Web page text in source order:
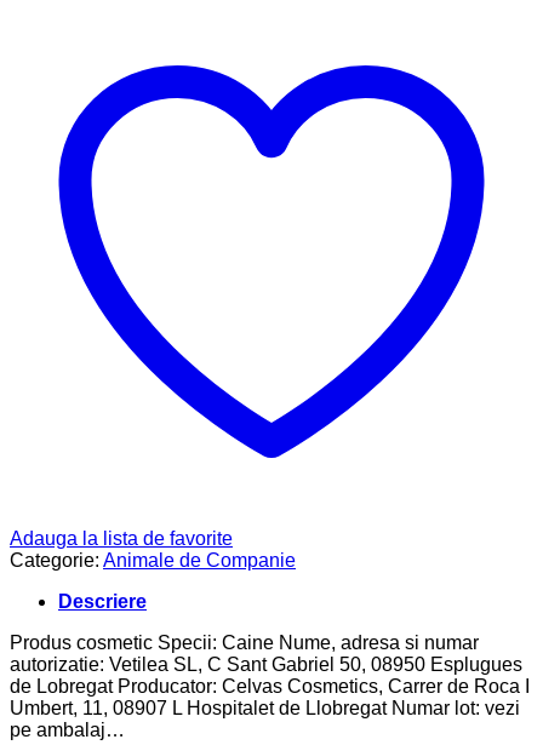
Adauga la lista de favorite
Categorie: Animale de Companie
Descriere
Produs cosmetic Specii: Caine Nume, adresa si numar
autorizatie: Vetilea SL, C Sant Gabriel 50, 08950 Esplugues
de Lobregat Producator: Celvas Cosmetics, Carrer de Roca I
Umbert, 11, 08907 L Hospitalet de Llobregat Numar lot: vezi
pe ambalaj…